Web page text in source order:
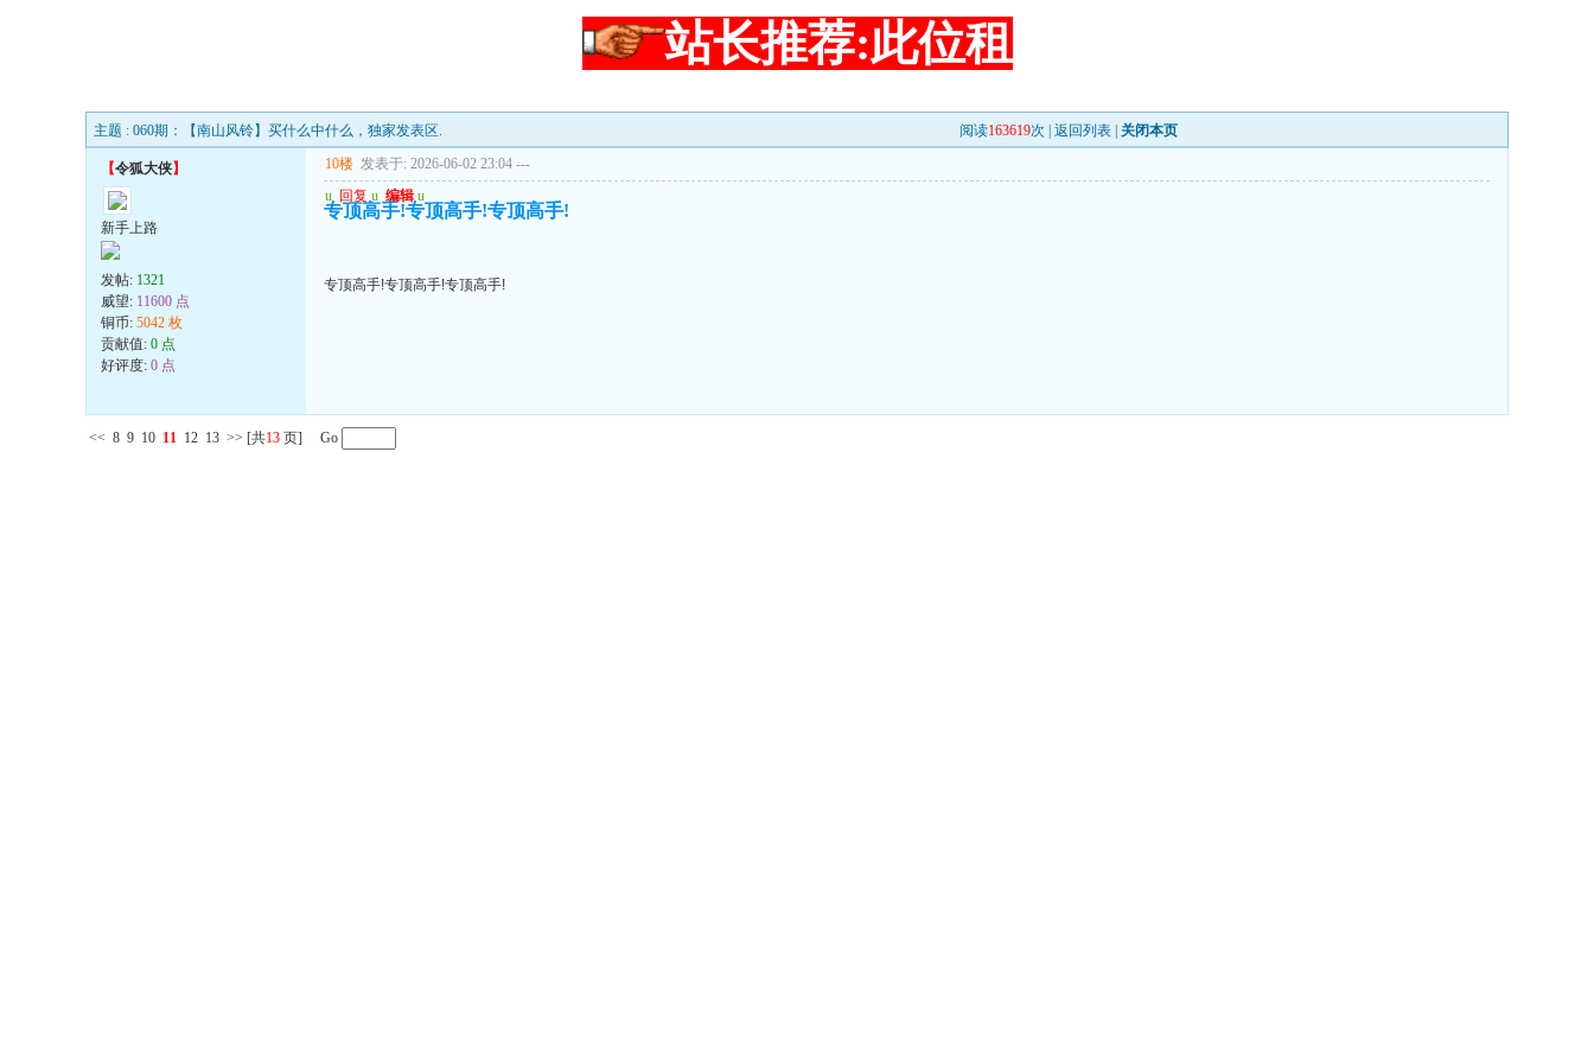
站长推荐:此位租
主题 : 060期：【南山风铃】买什么中什么，独家发表区. 阅读163619次 | 返回列表 关闭本页
【令狐大侠】
新手上路
发帖: 1321
威望: 11600 点
铜币: 5042 枚
贡献值: 0 点
好评度: 0 点
10楼 发表于: 2026-06-02 23:04 ---
u 回复 u 编辑 u
专顶高手!专顶高手!专顶高手!
专顶高手!专顶高手!专顶高手!
<< 8 9 10 11 12 13 >> [共13 页] Go